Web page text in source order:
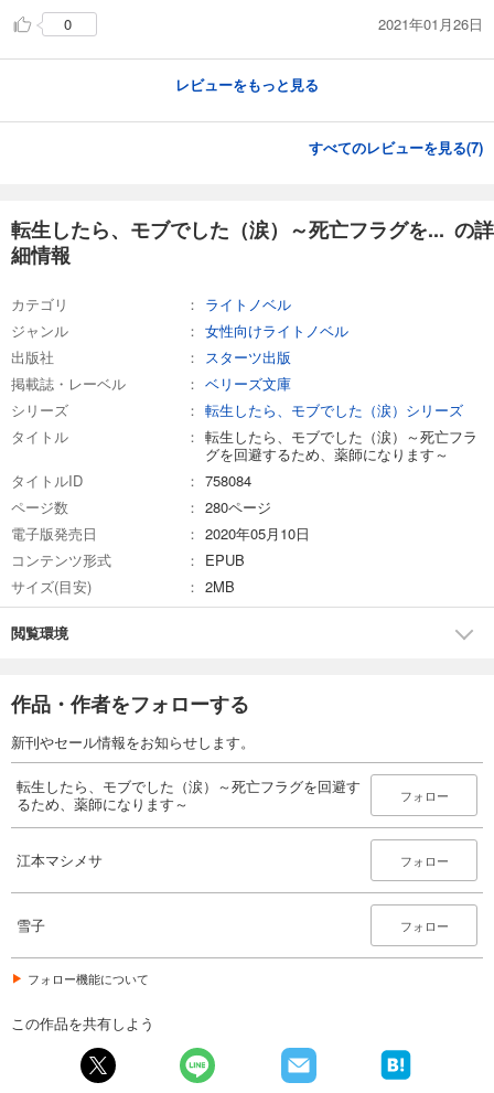
0 2021年01月26日
レビューをもっと見る
すべてのレビューを見る(7)
転生したら、モブでした（涙）～死亡フラグを... の詳
細情報
カテゴリ
ライトノベル
ジャンル
女性向けライトノベル
出版社
スターツ出版
掲載誌・レーベル
ベリーズ文庫
シリーズ
転生したら、モブでした（涙）シリーズ
タイトル
転生したら、モブでした（涙）～死亡フラ
グを回避するため、薬師になります～
タイトルID
758084
ページ数
280ページ
電子版発売日
2020年05月10日
コンテンツ形式
EPUB
サイズ(目安)
2MB
閲覧環境
作品・作者をフォローする
新刊やセール情報をお知らせします。
転生したら、モブでした（涙）～死亡フラグを回避す
るため、薬師になります～
フォロー
江本マシメサ フォロー
雪子 フォロー
フォロー機能について
この作品を共有しよう